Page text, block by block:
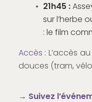
21h45 :
sur l’herbe
: le film
Accès : L’accès
douces (tram,
→ Suivez